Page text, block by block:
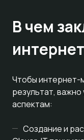
В чем
Чтобы интернет-
результат,
аспектам:
Создание и